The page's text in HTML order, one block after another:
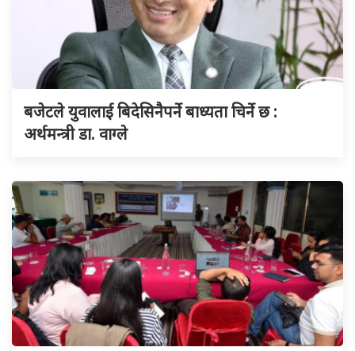
बजेटले युवालाई बिदेसिनैपर्ने बाध्यता चिर्ने छ :
अर्थमन्त्री डा. वाग्ले